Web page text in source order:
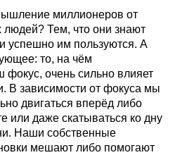
миллионеров от
Тем, что они знают
успешно им пользуются. А
то, на чём
фокус, очень сильно влияет
В зависимости от фокуса мы
двигаться вперёд либо
или даже скатываться ко дну
Наши собственные
мешают либо помогают